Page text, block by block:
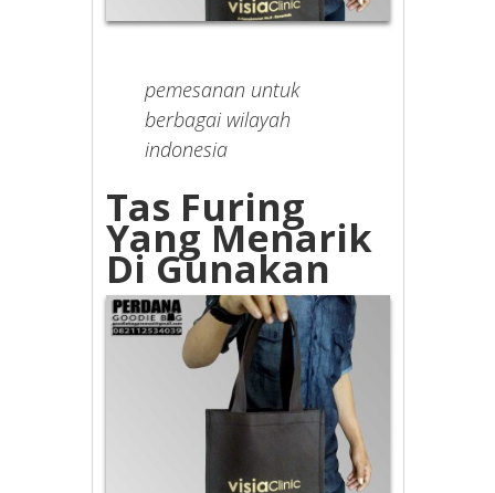
pemesanan untuk
berbagai wilayah
indonesia
Tas Furing
Yang Menarik
Di Gunakan